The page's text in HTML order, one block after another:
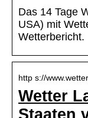
Das 14 Tage
USA) mit
Wetterbericht.
http s://
Wetter
Staaten